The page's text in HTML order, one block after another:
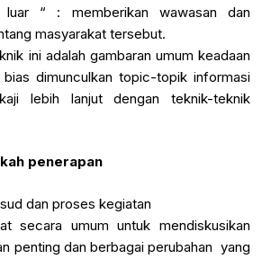
“ : memberikan wawasan dan
masyarakat tersebut.
ini adalah gambaran umum keadaan
dimunculkan topic-topik informasi
lebih lanjut dengan teknik-teknik
penerapan
dan proses kegiatan
secara umum untuk mendiskusikan
penting dan berbagai perubahan yang